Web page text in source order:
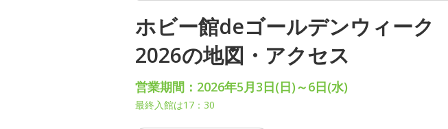
ホビー館deゴールデンウィーク
2026の地図・アクセス
営業期間：2026年5月3日(日)～6日(水)
最終入館は17：30